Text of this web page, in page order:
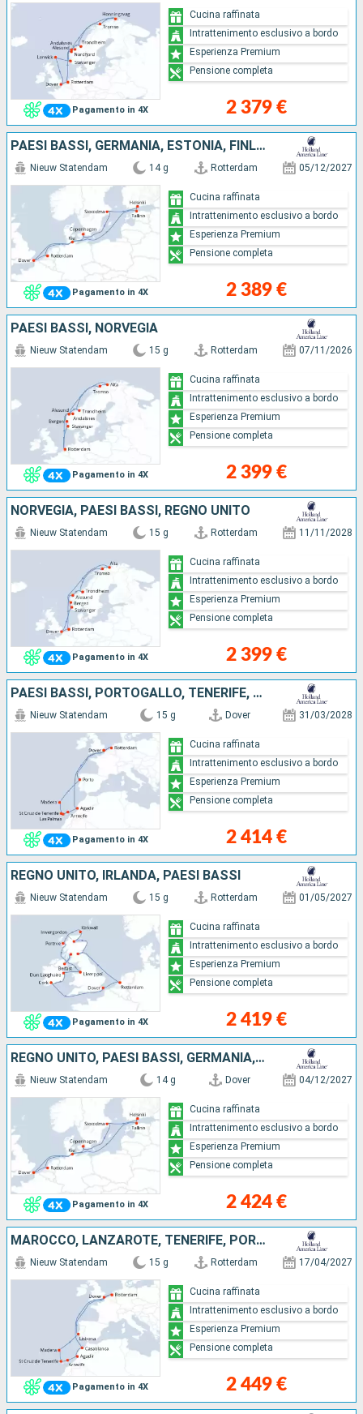
Pagamento in 4X 2 379 €
Cucina raffinata
Intrattenimento esclusivo a bordo
Esperienza Premium
Pensione completa
PAESI BASSI, GERMANIA, ESTONIA, FINLANDIA, SVEZIA, DANIMARCA, REGNO UNITO
Pagamento in 4X
Nieuw Statendam 14 g Rotterdam 05/12/2027
2 389 €
Cucina raffinata
Intrattenimento esclusivo a bordo
Esperienza Premium
Pensione completa
PAESI BASSI, NORVEGIA
Pagamento in 4X
Nieuw Statendam 15 g Rotterdam 07/11/2026
2 399 €
Cucina raffinata
Intrattenimento esclusivo a bordo
Esperienza Premium
Pensione completa
NORVEGIA, PAESI BASSI, REGNO UNITO
Pagamento in 4X
Nieuw Statendam 15 g Rotterdam 11/11/2028
2 399 €
Cucina raffinata
Intrattenimento esclusivo a bordo
Esperienza Premium
Pensione completa
PAESI BASSI, PORTOGALLO, TENERIFE, MAIORCA, REGNO UNITO, LANZAROTE, MAROCCO
Pagamento in 4X
Nieuw Statendam 15 g Dover 31/03/2028
2 414 €
Cucina raffinata
Intrattenimento esclusivo a bordo
Esperienza Premium
Pensione completa
REGNO UNITO, IRLANDA, PAESI BASSI
Pagamento in 4X
Nieuw Statendam 15 g Rotterdam 01/05/2027
2 419 €
Cucina raffinata
Intrattenimento esclusivo a bordo
Esperienza Premium
Pensione completa
REGNO UNITO, PAESI BASSI, GERMANIA, ESTONIA, FINLANDIA, SVEZIA, DANIMARCA
Pagamento in 4X
Nieuw Statendam 14 g Dover 04/12/2027
2 424 €
Cucina raffinata
Intrattenimento esclusivo a bordo
Esperienza Premium
Pensione completa
MAROCCO, LANZAROTE, TENERIFE, PORTOGALLO, REGNO UNITO, PAESI BASSI
Pagamento in 4X
Nieuw Statendam 15 g Rotterdam 17/04/2027
2 449 €
Cucina raffinata
Intrattenimento esclusivo a bordo
Esperienza Premium
Pensione completa